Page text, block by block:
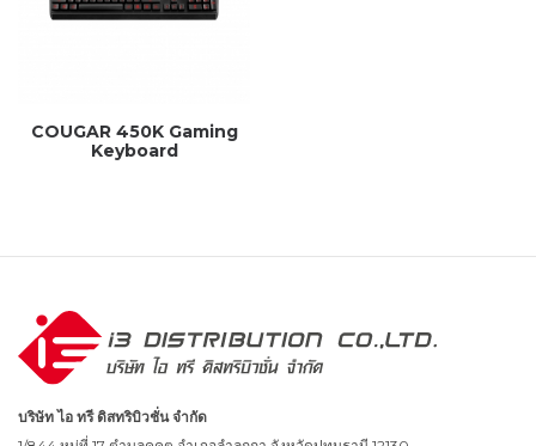
COUGAR 450K Gaming
Keyboard
บริษัท ไอ ทรี ดิสทริบิวชั่น จำกัด